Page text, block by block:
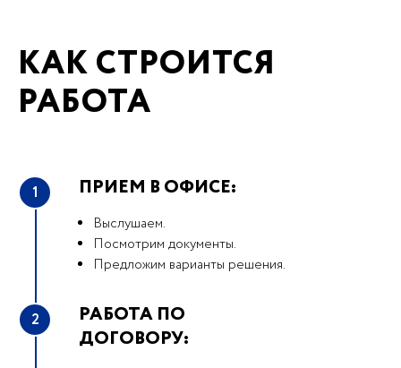
КАК СТРОИТСЯ
РАБОТА
1 ПРИЕМ В ОФИСЕ:
Выслушаем.
Посмотрим документы.
Предложим варианты решения.
2
РАБОТА ПО
ДОГОВОРУ: